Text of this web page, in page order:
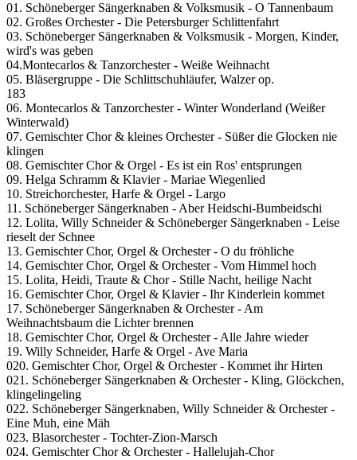
01. Schöneberger Sängerknaben & Volksmusik - O Tannenbaum
02. Großes Orchester - Die Petersburger Schlittenfahrt
03. Schöneberger Sängerknaben & Volksmusik - Morgen, Kinder,
wird's was geben
04.Montecarlos & Tanzorchester - Weiße Weihnacht
05. Bläsergruppe - Die Schlittschuhläufer, Walzer op.
183
06. Montecarlos & Tanzorchester - Winter Wonderland (Weißer
Winterwald)
07. Gemischter Chor & kleines Orchester - Süßer die Glocken nie
klingen
08. Gemischter Chor & Orgel - Es ist ein Ros' entsprungen
09. Helga Schramm & Klavier - Mariae Wiegenlied
10. Streichorchester, Harfe & Orgel - Largo
11. Schöneberger Sängerknaben - Aber Heidschi-Bumbeidschi
12. Lolita, Willy Schneider & Schöneberger Sängerknaben - Leise
rieselt der Schnee
13. Gemischter Chor, Orgel & Orchester - O du fröhliche
14. Gemischter Chor, Orgel & Orchester - Vom Himmel hoch
15. Lolita, Heidi, Traute & Chor - Stille Nacht, heilige Nacht
16. Gemischter Chor, Orgel & Klavier - Ihr Kinderlein kommet
17. Schöneberger Sängerknaben & Orchester - Am
Weihnachtsbaum die Lichter brennen
18. Gemischter Chor, Orgel & Orchester - Alle Jahre wieder
19. Willy Schneider, Harfe & Orgel - Ave Maria
020. Gemischter Chor, Orgel & Orchester - Kommet ihr Hirten
021. Schöneberger Sängerknaben & Orchester - Kling, Glöckchen,
klingelingeling
022. Schöneberger Sängerknaben, Willy Schneider & Orchester -
Eine Muh, eine Mäh
023. Blasorchester - Tochter-Zion-Marsch
024. Gemischter Chor & Orchester - Hallelujah-Chor